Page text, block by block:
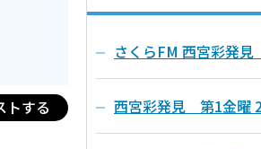
トする
さくらFM 西宮彩発
西宮彩発見 第1金曜